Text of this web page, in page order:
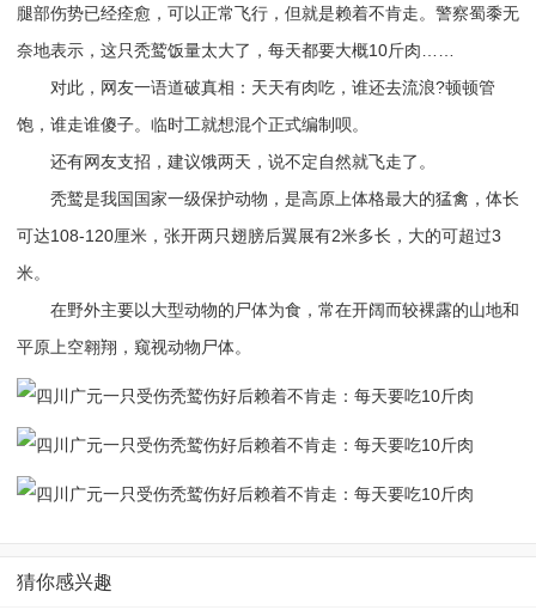
腿部伤势已经痊愈，可以正常飞行，但就是赖着不肯走。警察蜀黍无
奈地表示，这只秃鹫饭量太大了，每天都要大概10斤肉……
对此，网友一语道破真相：天天有肉吃，谁还去流浪?顿顿管
饱，谁走谁傻子。临时工就想混个正式编制呗。
还有网友支招，建议饿两天，说不定自然就飞走了。
秃鹫是我国国家一级保护动物，是高原上体格最大的猛禽，体长
可达108-120厘米，张开两只翅膀后翼展有2米多长，大的可超过3
米。
在野外主要以大型动物的尸体为食，常在开阔而较裸露的山地和
平原上空翱翔，窥视动物尸体。
猜你感兴趣